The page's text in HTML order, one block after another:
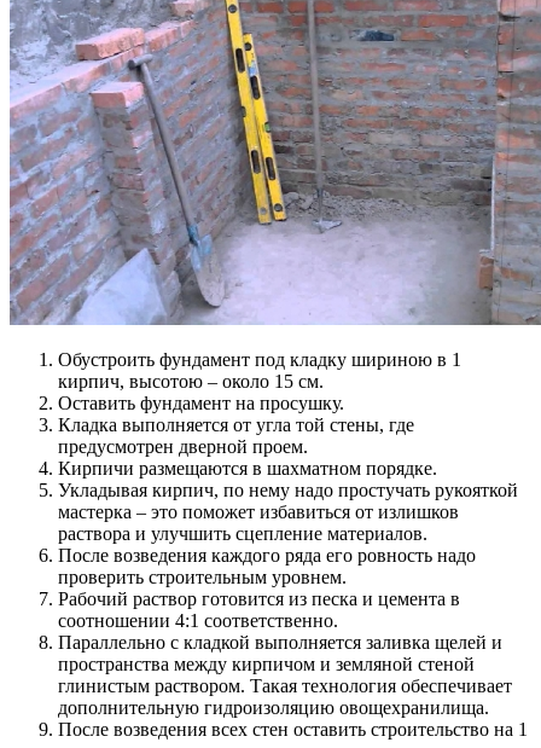
Обустроить фундамент под кладку шириною в 1
кирпич, высотою – около 15 см.
Оставить фундамент на просушку.
Кладка выполняется от угла той стены, где
предусмотрен дверной проем.
Кирпичи размещаются в шахматном порядке.
Укладывая кирпич, по нему надо простучать рукояткой
мастерка – это поможет избавиться от излишков
раствора и улучшить сцепление материалов.
После возведения каждого ряда его ровность надо
проверить строительным уровнем.
Рабочий раствор готовится из песка и цемента в
соотношении 4:1 соответственно.
Параллельно с кладкой выполняется заливка щелей и
пространства между кирпичом и земляной стеной
глинистым раствором. Такая технология обеспечивает
дополнительную гидроизоляцию овощехранилища.
После возведения всех стен оставить строительство на 1